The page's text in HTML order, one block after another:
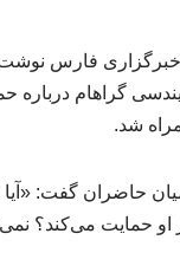
خبرگزاری فارس
گراهام
شد.
حاضران گفت: «آیا
حمایت می‌کند؟